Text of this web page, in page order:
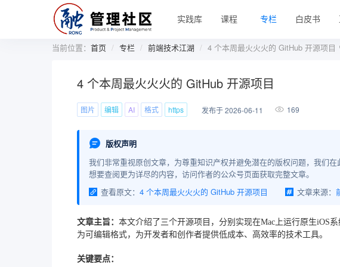
实践库 课程 专栏 白皮书
当前位置： 首页 专栏 前端技术江湖 4 个本周最火火火的 GitHub 开源项目
4 个本周最火火火的 GitHub 开源项目
图片 编辑 AI 格式 https 发布于 2026-06-11 169
版权声明
我们非常重视原创文章，为尊重知识产权并避免潜在的版权问题，我们
想要查阅更为详尽的内容，访问作者的公众号页面获取完整文章。
查看原文： 4 个本周最火火火的 GitHub 开源项目 文章来源：
文章主旨： 本文介绍了三个开源项目，分别实现在Mac上运行原生iOS
为可编辑格式，为开发者和创作者提供低成本、高效率的技术工具。
关键要点：